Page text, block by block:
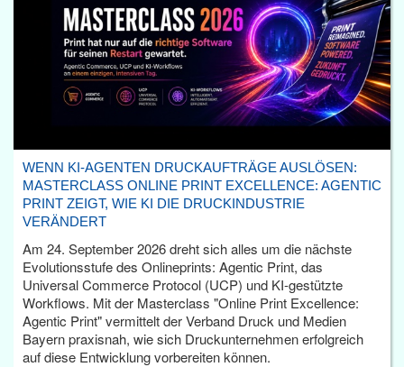
WENN KI-AGENTEN DRUCKAUFTRÄGE AUSLÖSEN:
MASTERCLASS ONLINE PRINT EXCELLENCE: AGENTIC
PRINT ZEIGT, WIE KI DIE DRUCKINDUSTRIE
VERÄNDERT
Am 24. September 2026 dreht sich alles um die nächste
Evolutionsstufe des Onlineprints: Agentic Print, das
Universal Commerce Protocol (UCP) und KI-gestützte
Workflows. Mit der Masterclass "Online Print Excellence:
Agentic Print" vermittelt der Verband Druck und Medien
Bayern praxisnah, wie sich Druckunternehmen erfolgreich
auf diese Entwicklung vorbereiten können.